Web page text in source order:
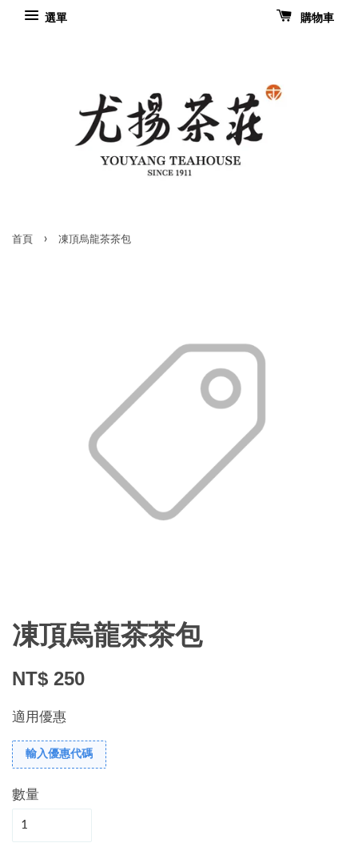
選單 購物車
首頁 › 凍頂烏龍茶茶包
凍頂烏龍茶茶包
NT$ 250
適用優惠
輸入優惠代碼
數量